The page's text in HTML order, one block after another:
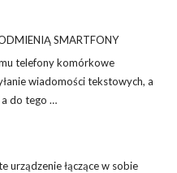
SMARTFONY
telefony komórkowe
wiadomości tekstowych, a
do tego …
urządzenie łączące w sobie